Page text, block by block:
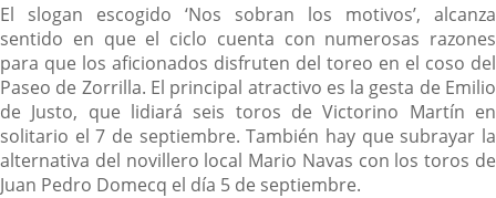
El slogan escogido ‘Nos sobran los motivos’, alcanza
sentido en que el ciclo cuenta con numerosas razones
para que los aficionados disfruten del toreo en el coso del
Paseo de Zorrilla. El principal atractivo es la gesta de Emilio
de Justo, que lidiará seis toros de Victorino Martín en
solitario el 7 de septiembre. También hay que subrayar la
alternativa del novillero local Mario Navas con los toros de
Juan Pedro Domecq el día 5 de septiembre.